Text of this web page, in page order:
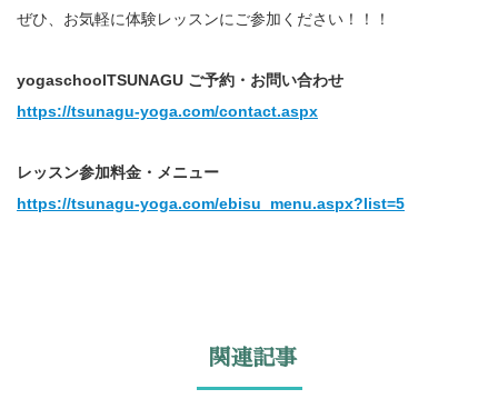
ぜひ、お気軽に体験レッスンにご参加ください！！！
yogaschoolTSUNAGU ご予約・お問い合わせ
https://tsunagu-yoga.com/contact.aspx
レッスン参加料金・メニュー
https://tsunagu-yoga.com/ebisu_menu.aspx?list=5
関連記事